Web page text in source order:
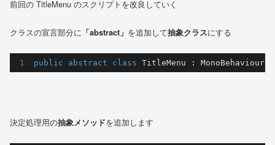
前回の TitleMenu のスクリプトを改良していく
クラスの宣言部分に 「abstract」 を追加して抽象クラスにする
public abstract class TitleMenu : MonoBehaviour
決定処理用の抽象メソッドを追加します